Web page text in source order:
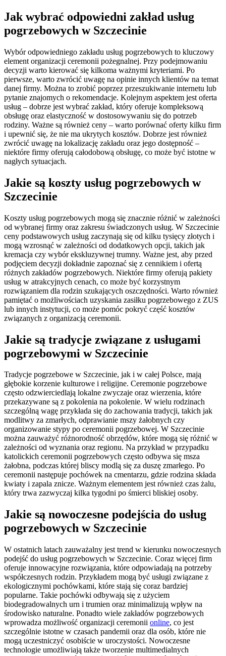
Jak wybrać odpowiedni zakład usług
pogrzebowych w Szczecinie
Wybór odpowiedniego zakładu usług pogrzebowych to kluczowy
element organizacji ceremonii pożegnalnej. Przy podejmowaniu
decyzji warto kierować się kilkoma ważnymi kryteriami. Po
pierwsze, warto zwrócić uwagę na opinie innych klientów na temat
danej firmy. Można to zrobić poprzez przeszukiwanie internetu lub
pytanie znajomych o rekomendacje. Kolejnym aspektem jest oferta
usług – dobrze jest wybrać zakład, który oferuje kompleksową
obsługę oraz elastyczność w dostosowywaniu się do potrzeb
rodziny. Ważne są również ceny – warto porównać oferty kilku firm
i upewnić się, że nie ma ukrytych kosztów. Dobrze jest również
zwrócić uwagę na lokalizację zakładu oraz jego dostępność –
niektóre firmy oferują całodobową obsługę, co może być istotne w
nagłych sytuacjach.
Jakie są koszty usług pogrzebowych w
Szczecinie
Koszty usług pogrzebowych mogą się znacznie różnić w zależności
od wybranej firmy oraz zakresu świadczonych usług. W Szczecinie
ceny podstawowych usług zaczynają się od kilku tysięcy złotych i
mogą wzrosnąć w zależności od dodatkowych opcji, takich jak
kremacja czy wybór ekskluzywnej trumny. Ważne jest, aby przed
podjęciem decyzji dokładnie zapoznać się z cennikiem i ofertą
różnych zakładów pogrzebowych. Niektóre firmy oferują pakiety
usług w atrakcyjnych cenach, co może być korzystnym
rozwiązaniem dla rodzin szukających oszczędności. Warto również
pamiętać o możliwościach uzyskania zasiłku pogrzebowego z ZUS
lub innych instytucji, co może pomóc pokryć część kosztów
związanych z organizacją ceremonii.
Jakie są tradycje związane z usługami
pogrzebowymi w Szczecinie
Tradycje pogrzebowe w Szczecinie, jak i w całej Polsce, mają
głębokie korzenie kulturowe i religijne. Ceremonie pogrzebowe
często odzwierciedlają lokalne zwyczaje oraz wierzenia, które
przekazywane są z pokolenia na pokolenie. W wielu rodzinach
szczególną wagę przykłada się do zachowania tradycji, takich jak
modlitwy za zmarłych, odprawianie mszy żałobnych czy
organizowanie stypy po ceremonii pogrzebowej. W Szczecinie
można zauważyć różnorodność obrzędów, które mogą się różnić w
zależności od wyznania oraz regionu. Na przykład w przypadku
katolickich ceremonii pogrzebowych często odbywa się msza
żałobna, podczas której bliscy modlą się za duszę zmarłego. Po
ceremonii następuje pochówek na cmentarzu, gdzie rodzina składa
kwiaty i zapala znicze. Ważnym elementem jest również czas żalu,
który trwa zazwyczaj kilka tygodni po śmierci bliskiej osoby.
Jakie są nowoczesne podejścia do usług
pogrzebowych w Szczecinie
W ostatnich latach zauważalny jest trend w kierunku nowoczesnych
podejść do usług pogrzebowych w Szczecinie. Coraz więcej firm
oferuje innowacyjne rozwiązania, które odpowiadają na potrzeby
współczesnych rodzin. Przykładem mogą być usługi związane z
ekologicznymi pochówkami, które stają się coraz bardziej
popularne. Takie pochówki odbywają się z użyciem
biodegradowalnych urn i trumien oraz minimalizują wpływ na
środowisko naturalne. Ponadto wiele zakładów pogrzebowych
wprowadza możliwość organizacji ceremonii online, co jest
szczególnie istotne w czasach pandemii oraz dla osób, które nie
mogą uczestniczyć osobiście w uroczystości. Nowoczesne
technologie umożliwiają także tworzenie multimedialnych